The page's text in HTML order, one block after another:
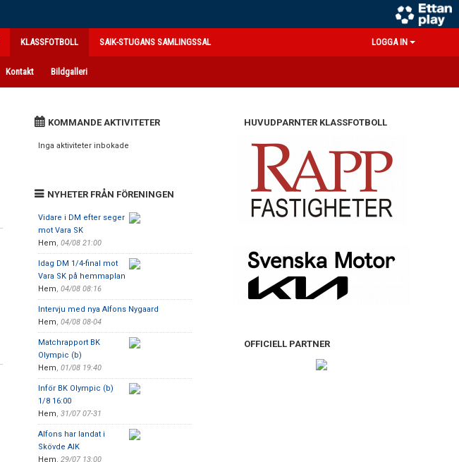
KLASSFOTBOLL SAIK-STUGANS SAMLINGSSAL LOGGA IN
Kontakt Bildgalleri
KOMMANDE AKTIVITETER
Inga aktiviteter inbokade
NYHETER FRÅN FÖRENINGEN
Vidare i DM efter seger
mot Vara SK
Hem, 04/08 21:00
Idag DM 1/4-final mot
Vara SK på hemmaplan
Hem, 04/08 08:16
Intervju med nya Alfons Nygaard
Hem, 04/08 08-04
Matchrapport BK
Olympic (b)
Hem, 01/08 19:40
Inför BK Olympic (b)
1/8 16:00
Hem, 31/07 07-31
Alfons har landat i
Skövde AIK
Hem, 29/07 13:00
HUVUDPARNTER KLASSFOTBOLL
OFFICIELL PARTNER